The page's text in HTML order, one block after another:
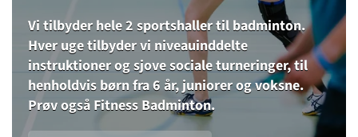
Vi tilbyder hele 2 sportshaller til badminton.
Hver uge tilbyder vi niveauinddelte
instruktioner og sjove sociale turneringer, til
henholdvis børn fra 6 år, juniorer og voksne.
Prøv også Fitness Badminton.